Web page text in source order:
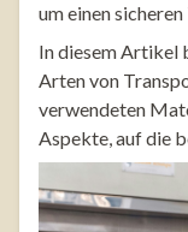
um einen
In diesem Artikel
Arten von
verwendeten
Aspekte, auf die